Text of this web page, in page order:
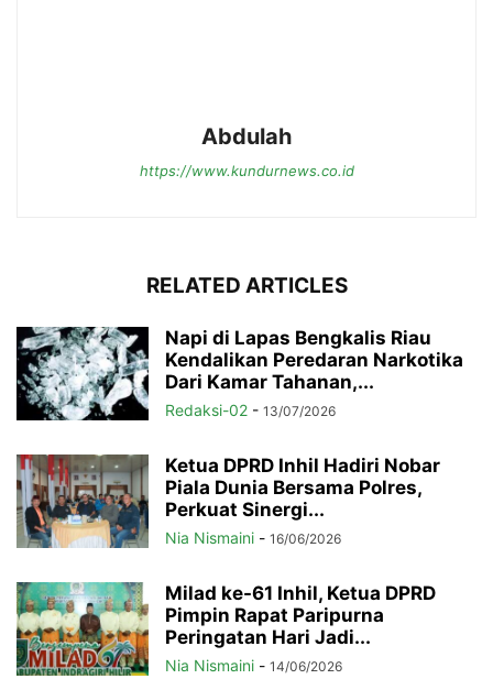
Abdulah
https://www.kundurnews.co.id
RELATED ARTICLES
Napi di Lapas Bengkalis Riau
Kendalikan Peredaran Narkotika
Dari Kamar Tahanan,...
Redaksi-02 - 13/07/2026
Ketua DPRD Inhil Hadiri Nobar
Piala Dunia Bersama Polres,
Perkuat Sinergi...
Nia Nismaini - 16/06/2026
Milad ke-61 Inhil, Ketua DPRD
Pimpin Rapat Paripurna
Peringatan Hari Jadi...
Nia Nismaini - 14/06/2026